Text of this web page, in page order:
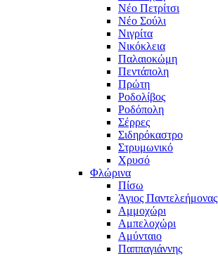
Νέο Πετρίτσι
Νέο Σούλι
Νιγρίτα
Νικόκλεια
Παλαιοκώμη
Πεντάπολη
Πρώτη
Ροδολίβος
Ροδόπολη
Σέρρες
Σιδηρόκαστρο
Στρυμωνικό
Χρυσό
Φλώρινα
Πίσω
Άγιος Παντελεήμονας
Αμμοχώρι
Αμπελοχώρι
Αμύνταιο
Παππαγιάννης